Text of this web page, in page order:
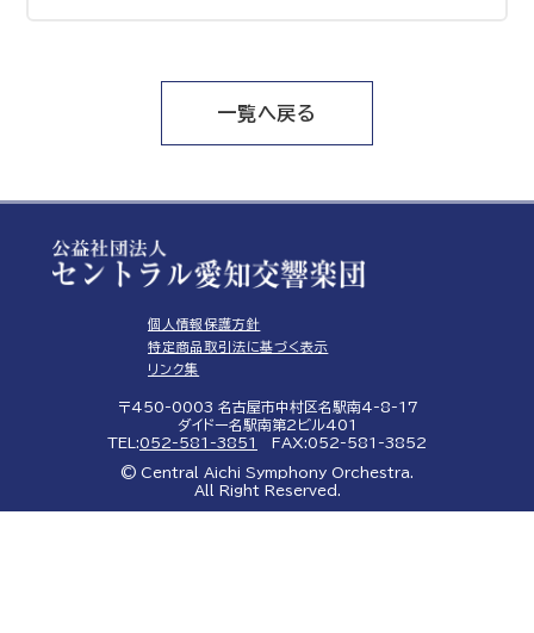
一覧へ戻る
個人情報保護方針
特定商品取引法に基づく表示
リンク集
〒450-0003 名古屋市中村区名駅南4-8-17
ダイドー名駅南第2ビル401
TEL:052-581-3851 FAX:052-581-3852
© Central Aichi Symphony Orchestra.
All Right Reserved.